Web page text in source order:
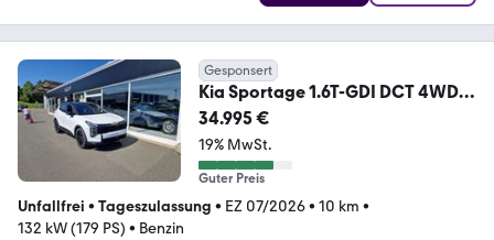
Gesponsert
Kia Sportage 1.6T-GDI DCT 4WD
Black Edition DriveWis
34.995 €
19% MwSt.
Guter Preis
Unfallfrei • Tageszulassung • EZ 07/2026• 10 km •
132 kW (179 PS) • Benzin